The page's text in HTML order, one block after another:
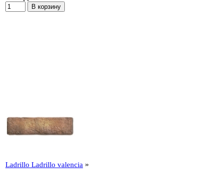
Ladrillo Ladrillo valencia »